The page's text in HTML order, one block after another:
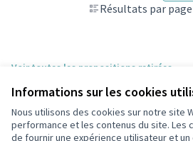
Informations sur les cookies
Nous utilisons des cookies sur notre site
performance et les contenus du site. Les
de fournir une expérience utilisateur et un
Résultats par page
Voir toutes les propositions retirées
Conditions d'utilisation
Paramètres des cookies